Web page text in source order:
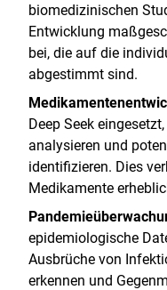
biomedizinischen
Entwicklung
bei, die auf die
abgestimmt sind.
Deep Seek
analysieren und
identifizieren. Dies
Medikamente
epidemiologische
Ausbrüche von
erkennen und